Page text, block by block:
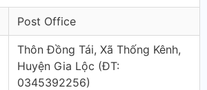
Post Office
Thôn Đồng Tái, Xã Thống Kênh,
Huyện Gia Lộc (ÐT:
0345392256)